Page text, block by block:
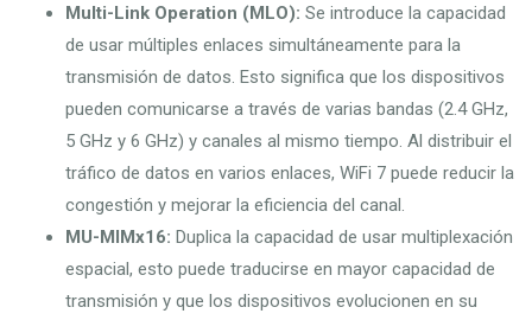
Multi-Link Operation (MLO): Se introduce la capacidad
de usar múltiples enlaces simultáneamente para la
transmisión de datos. Esto significa que los dispositivos
pueden comunicarse a través de varias bandas (2.4 GHz,
5 GHz y 6 GHz) y canales al mismo tiempo. Al distribuir el
tráfico de datos en varios enlaces, WiFi 7 puede reducir la
congestión y mejorar la eficiencia del canal.
MU-MIMx16: Duplica la capacidad de usar multiplexación
espacial, esto puede traducirse en mayor capacidad de
transmisión y que los dispositivos evolucionen en su